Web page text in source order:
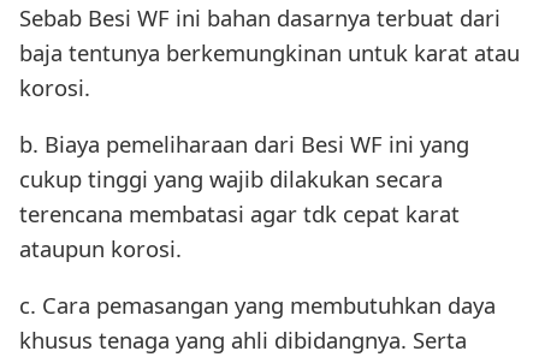
Sebab Besi WF ini bahan dasarnya terbuat dari
baja tentunya berkemungkinan untuk karat atau
korosi.
b. Biaya pemeliharaan dari Besi WF ini yang
cukup tinggi yang wajib dilakukan secara
terencana membatasi agar tdk cepat karat
ataupun korosi.
c. Cara pemasangan yang membutuhkan daya
khusus tenaga yang ahli dibidangnya. Serta